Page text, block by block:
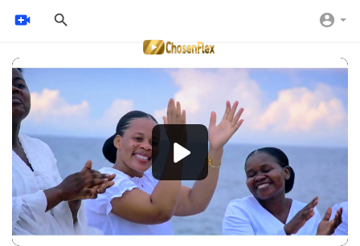
Video
Player